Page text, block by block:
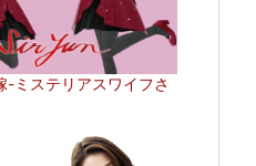
-ミステリアスワイフさ